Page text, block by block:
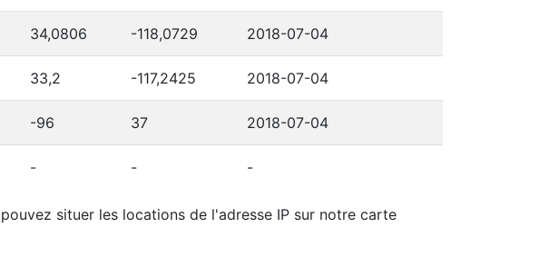
34,0806 -118,0729 2018-07-04
33,2 -117,2425 2018-07-04
-96 37 2018-07-04
- - -
situer les locations de l'adresse IP sur notre carte